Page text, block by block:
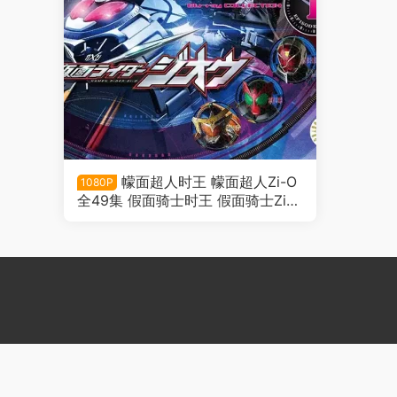
1080P
幪面超人时王 幪面超人Zi-O
全49集 假面骑士时王 假面骑士Zi-O